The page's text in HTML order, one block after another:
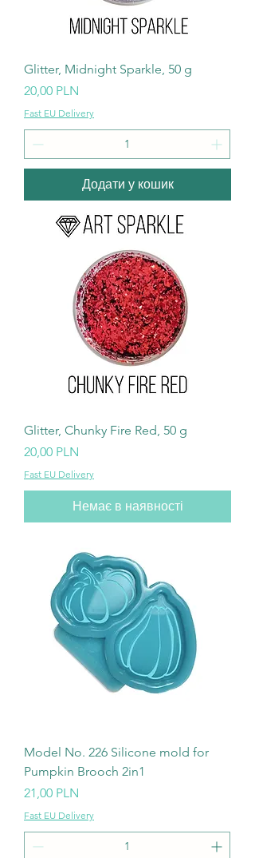
Glitter, Midnight Sparkle, 50 g
Ціна
20,00 PLN
Fast EU Delivery
Додати у кошик
Glitter, Chunky Fire Red, 50 g
Ціна
20,00 PLN
Fast EU Delivery
Немає в наявності
Model No. 226 Silicone mold for
Pumpkin Brooch 2in1
Ціна
21,00 PLN
Fast EU Delivery